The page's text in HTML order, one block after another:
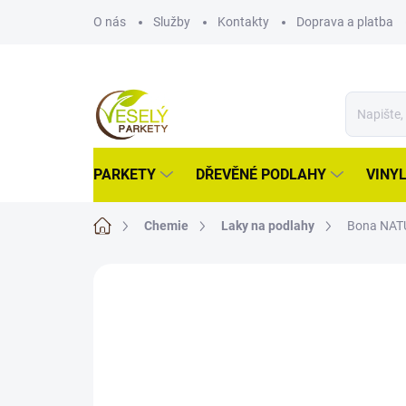
O nás Služby Kontakty Doprava a platba
PARKETY DŘEVĚNÉ PODLAHY
Domů Chemie Laky na podlahy Bona